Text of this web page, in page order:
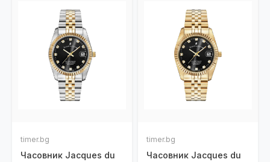
timer.bg
Часовник Jacques du
timer.bg
Часовник Jacques du